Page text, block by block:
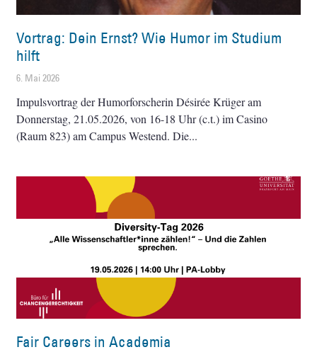
Vortrag: Dein Ernst? Wie Humor im Studium
hilft
6. Mai 2026
Impulsvortrag der Humorforscherin Désirée Krüger am
Donnerstag, 21.05.2026, von 16-18 Uhr (c.t.) im Casino
(Raum 823) am Campus Westend. Die
Fair Careers in Academia